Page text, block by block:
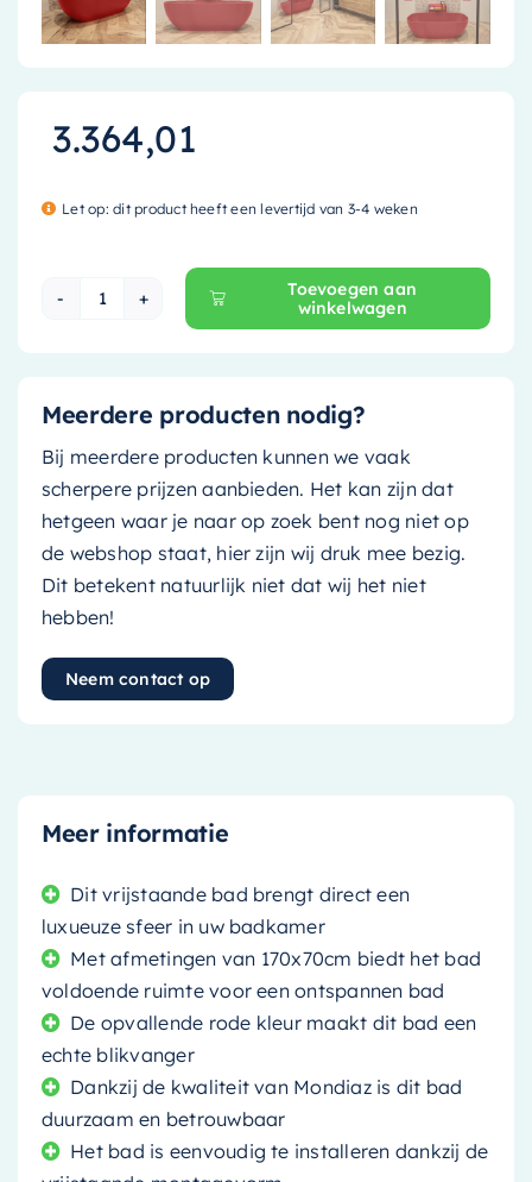
3.364,01
Let op: dit product heeft een levertijd van 3-4 weken
Mondiaz Vrijstaand bad Rock - 170x70cm -
Toevoegen aan
winkelwagen
Meerdere producten nodig?
Bij meerdere producten kunnen we vaak
scherpere prijzen aanbieden. Het kan zijn dat
hetgeen waar je naar op zoek bent nog niet op
de webshop staat, hier zijn wij druk mee bezig.
Dit betekent natuurlijk niet dat wij het niet
hebben!
Neem contact op
Meer informatie
Dit vrijstaande bad brengt direct een
luxueuze sfeer in uw badkamer
Met afmetingen van 170x70cm biedt het bad
voldoende ruimte voor een ontspannen bad
De opvallende rode kleur maakt dit bad een
echte blikvanger
Dankzij de kwaliteit van Mondiaz is dit bad
duurzaam en betrouwbaar
Het bad is eenvoudig te installeren dankzij de